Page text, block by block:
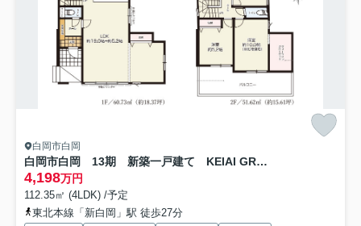
白岡市白岡
白岡市白岡 13期 新築一戸建て KEIAI GRACE 01
4,198万円
112.35㎡ (4LDK) /予定
東北本線「新白岡」駅 徒歩27分